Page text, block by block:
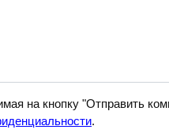
на кнопку "Отправить
.